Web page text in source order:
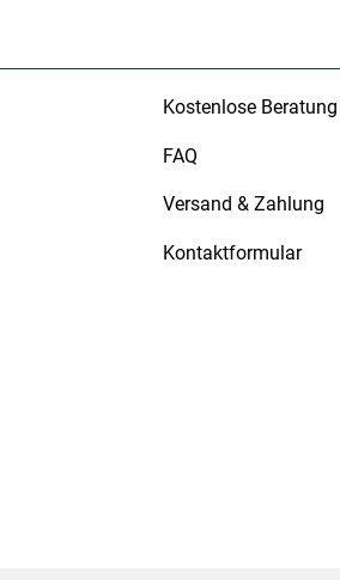
Kostenlose Beratung
FAQ
Versand & Zahlung
Kontaktformular